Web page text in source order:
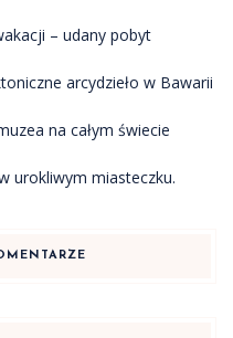
– udany pobyt
arcydzieło w Bawarii
na całym świecie
urokliwym miasteczku.